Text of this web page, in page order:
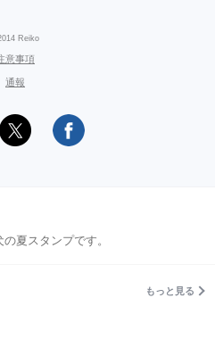
Reiko
意事項
通報
夏スタンプです。
もっと見る